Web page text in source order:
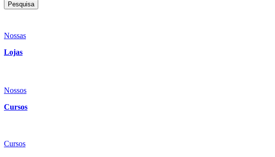
Pesquisa
Nossas
Lojas
Nossos
Cursos
Cursos